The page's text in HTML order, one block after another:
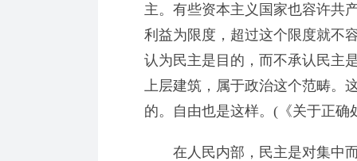
主。有些资本主义国家也容许共
利益为限度，超过这个限度就不
认为民主是目的，而不承认民
上层建筑，属于政治这个范畴。
的。自由也是这样。(《关于正确
在人民内部，民主是对集中而